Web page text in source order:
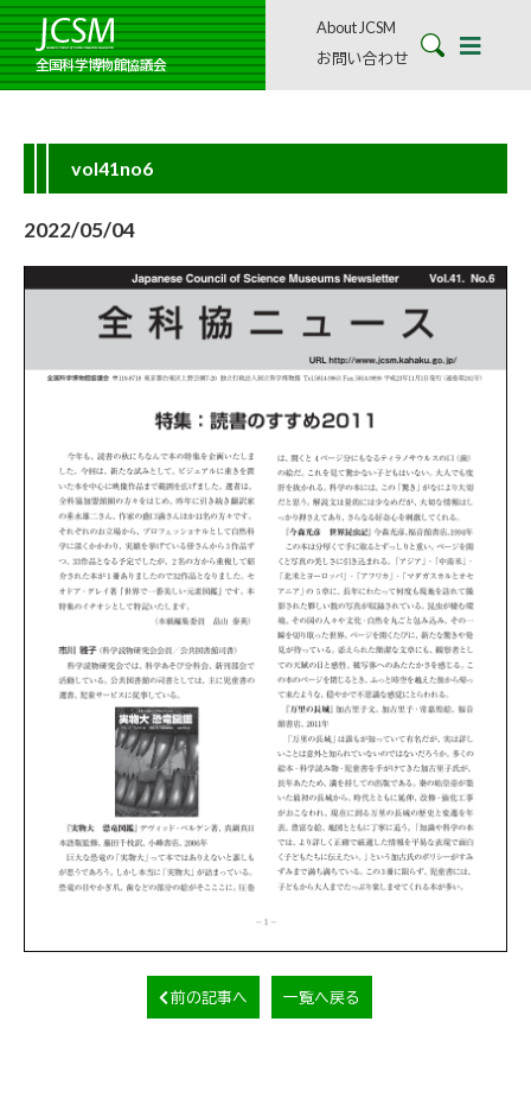
全国科学博物館協議会
About JCSM
お問い合わせ
vol41no6
2022/05/04
前の記事へ 一覧へ戻る